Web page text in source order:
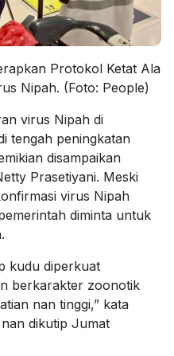
Protokol Ketat Ala
Nipah. (Foto: People)
virus Nipah di
tengah peningkatan
disampaikan
Prasetiyani. Meski
virus Nipah
diminta untuk
kudu diperkuat
berkarakter zoonotik
nan tinggi,” kata
dikutip Jumat